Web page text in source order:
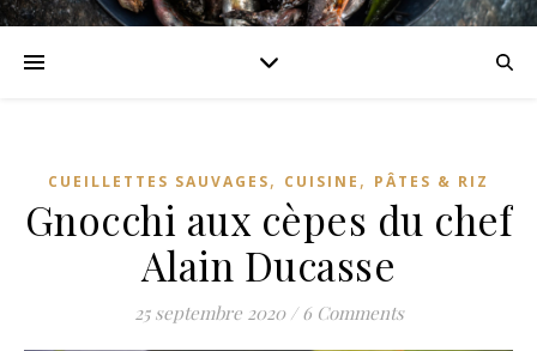
CUEILLETTES SAUVAGES, CUISINE , PÂTES & RIZ
Gnocchi aux cèpes du chef
Alain Ducasse
25 septembre 2020 / 6 Comments